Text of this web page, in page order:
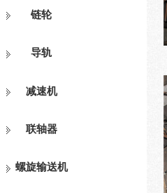
链轮
导轨
减速机
联轴器
螺旋输送机